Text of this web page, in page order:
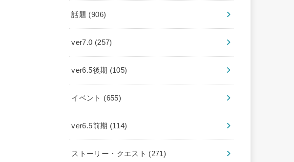
話題 (906)
ver7.0 (257)
ver6.5後期 (105)
イベント (655)
ver6.5前期 (114)
ストーリー・クエスト (271)